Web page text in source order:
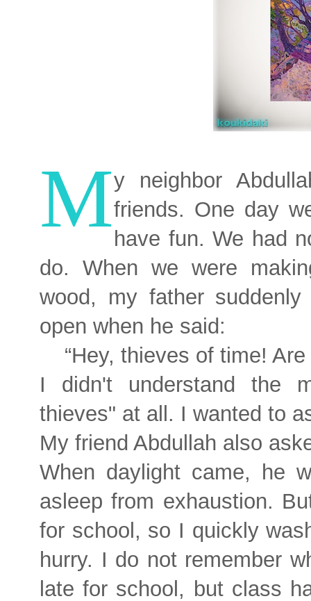
My neighbor
friends. One day
have fun. We had
do. When we were
wood, my father
open when he said:
“Hey, thieves of time!
I didn't understand the
thieves" at all. I wanted to
My friend Abdullah also
When daylight came, he
asleep from exhaustion.
for school, so I quickly
hurry. I do not remember
late for school, but class